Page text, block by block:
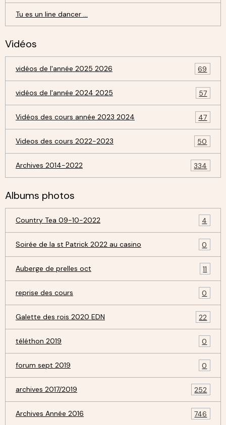
Tu es un line dancer ...
Vidéos
vidéos de l'année 2025 2026 69
vidéos de l'année 2024 2025 57
Vidéos des cours année 2023 2024 47
Videos des cours 2022-2023 50
Archives 2014-2022 334
Albums photos
Country Tea 09-10-2022 4
Soirée de la st Patrick 2022 au casino 0
Auberge de prelles oct 11
reprise des cours 0
Galette des rois 2020 EDN 22
téléthon 2019 0
forum sept 2019 0
archives 2017/2019 252
Archives Année 2016 746